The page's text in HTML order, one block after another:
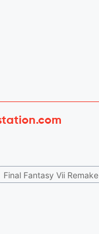
Final Fantasy Vii Remake